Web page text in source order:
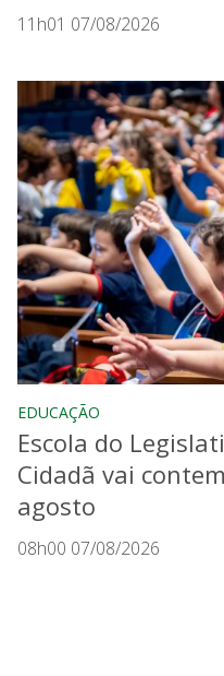
11h01 07/08/2026
EDUCAÇÃO
Escola do
Cidadã vai
agosto
08h00 07/08/2026